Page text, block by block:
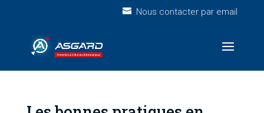
Nous contacter par email